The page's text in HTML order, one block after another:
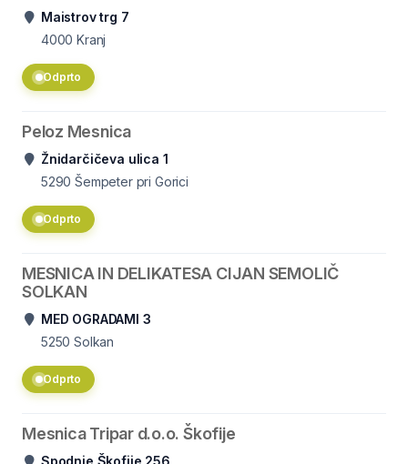
Maistrov trg 7
4000 Kranj
Odprto
Peloz Mesnica
Žnidarčičeva ulica 1
5290 Šempeter pri Gorici
Odprto
MESNICA IN DELIKATESA CIJAN SEMOLIČ
SOLKAN
MED OGRADAMI 3
5250 Solkan
Odprto
Mesnica Tripar d.o.o. Škofije
Spodnje Škofije 256